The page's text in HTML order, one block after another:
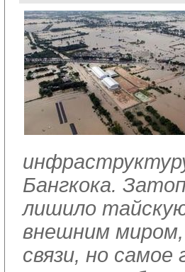
Бангкока.
лишило
внешним миром,
связи, но